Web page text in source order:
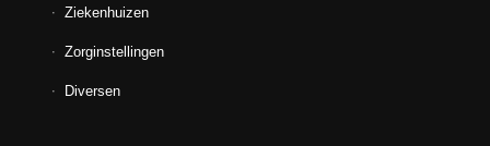
Ziekenhuizen
Zorginstellingen
Diversen